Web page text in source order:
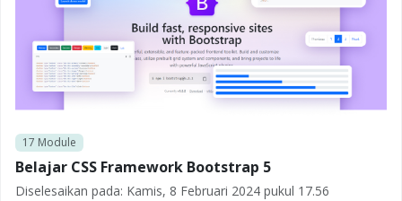
17 Module
Belajar CSS Framework Bootstrap 5
Diselesaikan pada: Kamis, 8 Februari 2024 pukul 17.56